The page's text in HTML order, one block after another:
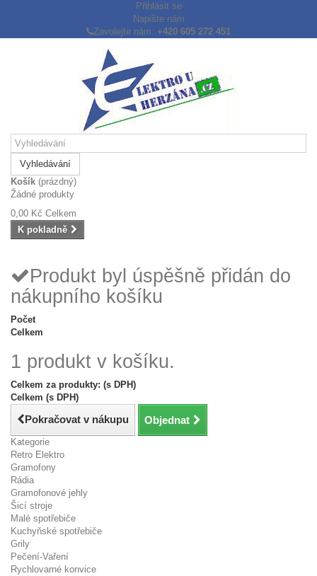
Přihlásit se
Napište nám
Zavolejte nám: +420 605 272 451
Vyhledávání
Košík (prázdný)
Žádné produkty
0,00 Kč Celkem
K pokladně
Produkt byl úspěšně přidán do
nákupního košíku
Počet
Celkem
1 produkt v košíku.
Celkem za produkty: (s DPH)
Celkem (s DPH)
Pokračovat v nákupu Objednat
Kategorie
Retro Elektro
Gramofony
Rádia
Gramofonové jehly
Šicí stroje
Malé spotřebiče
Kuchyňské spotřebiče
Grily
Pečení-Vaření
Rychlovarné konvice